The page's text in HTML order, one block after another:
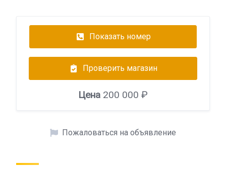
Показать номер
Проверить магазин
Цена 200 000 ₽
Пожаловаться на объявление